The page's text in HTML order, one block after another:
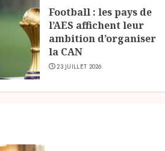
Football : les pays de
l’AES affichent leur
ambition d’organiser
la CAN
23 JUILLET 2026